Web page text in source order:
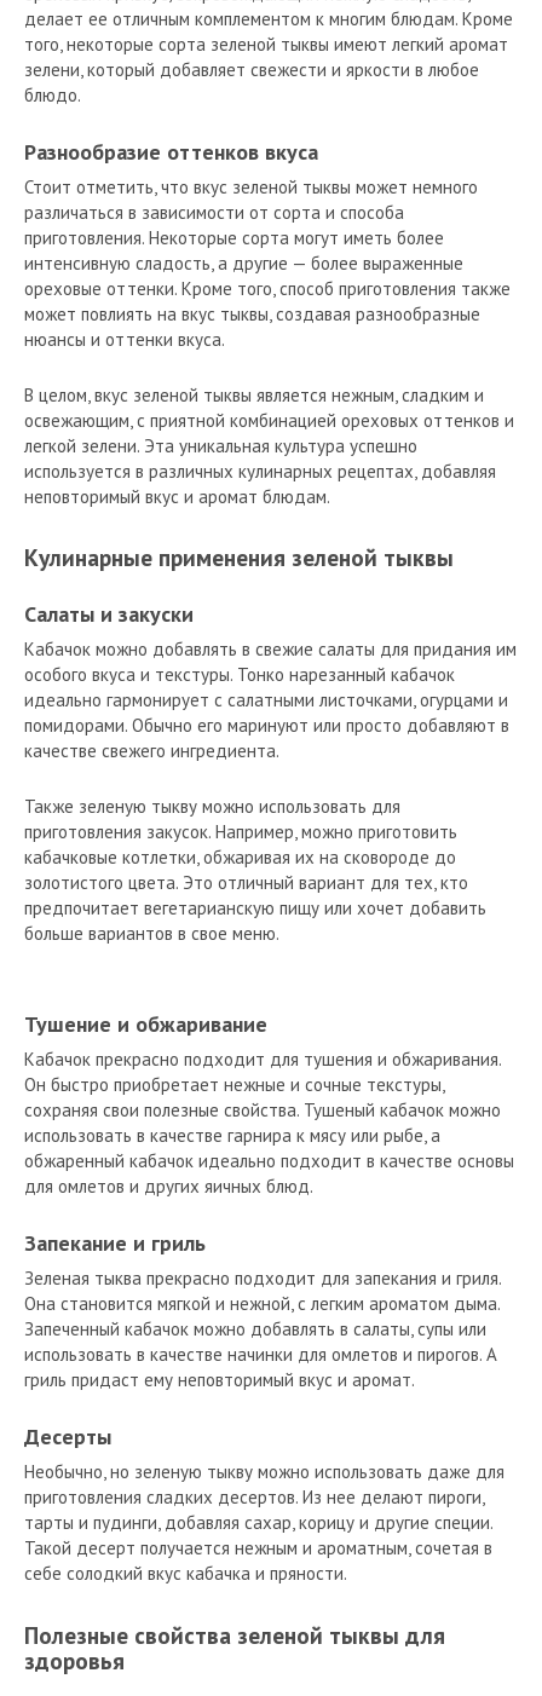
делает ее отличным комплементом к многим блюдам. Кроме
того, некоторые сорта зеленой тыквы имеют легкий аромат
зелени, который добавляет свежести и яркости в любое
блюдо.
Разнообразие оттенков вкуса
Стоит отметить, что вкус зеленой тыквы может немного
различаться в зависимости от сорта и способа
приготовления. Некоторые сорта могут иметь более
интенсивную сладость, а другие — более выраженные
ореховые оттенки. Кроме того, способ приготовления также
может повлиять на вкус тыквы, создавая разнообразные
нюансы и оттенки вкуса.
В целом, вкус зеленой тыквы является нежным, сладким и
освежающим, с приятной комбинацией ореховых оттенков и
легкой зелени. Эта уникальная культура успешно
используется в различных кулинарных рецептах, добавляя
неповторимый вкус и аромат блюдам.
Кулинарные применения зеленой тыквы
Салаты и закуски
Кабачок можно добавлять в свежие салаты для придания им
особого вкуса и текстуры. Тонко нарезанный кабачок
идеально гармонирует с салатными листочками, огурцами и
помидорами. Обычно его маринуют или просто добавляют в
качестве свежего ингредиента.
Также зеленую тыкву можно использовать для
приготовления закусок. Например, можно приготовить
кабачковые котлетки, обжаривая их на сковороде до
золотистого цвета. Это отличный вариант для тех, кто
предпочитает вегетарианскую пищу или хочет добавить
больше вариантов в свое меню.
Тушение и обжаривание
Кабачок прекрасно подходит для тушения и обжаривания.
Он быстро приобретает нежные и сочные текстуры,
сохраняя свои полезные свойства. Тушеный кабачок можно
использовать в качестве гарнира к мясу или рыбе, а
обжаренный кабачок идеально подходит в качестве основы
для омлетов и других яичных блюд.
Запекание и гриль
Зеленая тыква прекрасно подходит для запекания и гриля.
Она становится мягкой и нежной, с легким ароматом дыма.
Запеченный кабачок можно добавлять в салаты, супы или
использовать в качестве начинки для омлетов и пирогов. А
гриль придаст ему неповторимый вкус и аромат.
Десерты
Необычно, но зеленую тыкву можно использовать даже для
приготовления сладких десертов. Из нее делают пироги,
тарты и пудинги, добавляя сахар, корицу и другие специи.
Такой десерт получается нежным и ароматным, сочетая в
себе солодкий вкус кабачка и пряности.
Полезные свойства зеленой тыквы для
здоровья